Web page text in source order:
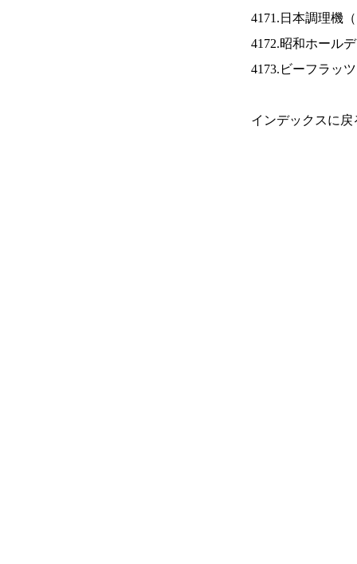
4171.日本調理機（
4172.昭和ホール
4173.ビーフラッ
インデックスに戻